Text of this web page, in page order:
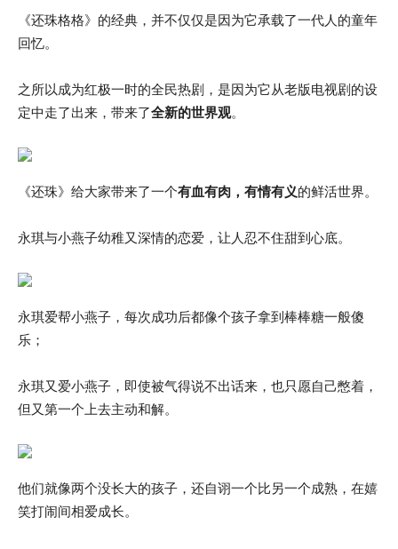
《还珠格格》的经典，并不仅仅是因为它承载了一代人的童年
回忆。
之所以成为红极一时的全民热剧，是因为它从老版电视剧的设
定中走了出来，带来了全新的世界观。
《还珠》给大家带来了一个有血有肉，有情有义的鲜活世界。
永琪与小燕子幼稚又深情的恋爱，让人忍不住甜到心底。
永琪爱帮小燕子，每次成功后都像个孩子拿到棒棒糖一般傻
乐；
永琪又爱小燕子，即使被气得说不出话来，也只愿自己憋着，
但又第一个上去主动和解。
他们就像两个没长大的孩子，还自诩一个比另一个成熟，在嬉
笑打闹间相爱成长。